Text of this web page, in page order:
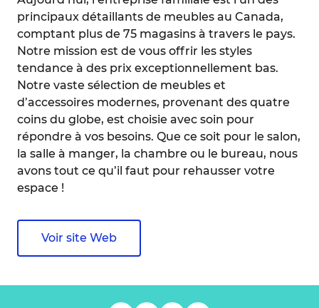
principaux détaillants de meubles au Canada,
comptant plus de 75 magasins à travers le pays.
Notre mission est de vous offrir les styles
tendance à des prix exceptionnellement bas.
Notre vaste sélection de meubles et
d’accessoires modernes, provenant des quatre
coins du globe, est choisie avec soin pour
répondre à vos besoins. Que ce soit pour le salon,
la salle à manger, la chambre ou le bureau, nous
avons tout ce qu’il faut pour rehausser votre
espace !
Voir site Web